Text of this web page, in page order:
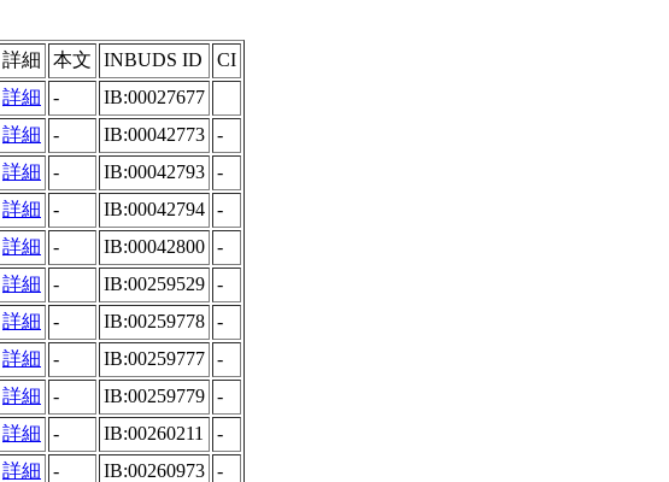
詳細 本文 INBUDS ID
CI
詳細 -
IB:00027677
詳細 - IB:00042773 -
詳細 - IB:00042793 -
詳細 - IB:00042794 -
詳細 - IB:00042800 -
詳細 - IB:00259529 -
詳細 - IB:00259778 -
詳細 - IB:00259777 -
詳細 - IB:00259779 -
詳細 - IB:00260211
-
詳細 - IB:00260973 -